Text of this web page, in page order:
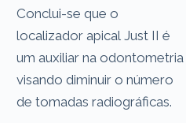
Conclui-se que o
localizador apical Just II é
um auxiliar na odontometria
visando diminuir o número
de tomadas radiográficas.